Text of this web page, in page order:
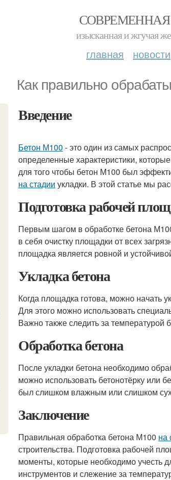
изысканная и жгучая
главная новости
Как правильно
Введение
Бетон М100 - это один из самых
определенные характеристики,
для того чтобы бетон М100 был
на стадии укладки. В этой статье мы
Подготовка рабочей
Первым шагом в обработке бетона
в себя очистку площадки от всех
площадка является ровной и
Укладка бетона
Когда площадка готова, можно начать
Для этого можно использовать
Важно также следить за
Обработка бетона
После укладки бетона необходимо
можно использовать бетонотёрку или
был слишком влажным или слишком
Заключение
Правильная обработка бетона М100 на
строительства. Подготовка рабочей
моменты, которые необходимо учесть
инструментов и слежение за